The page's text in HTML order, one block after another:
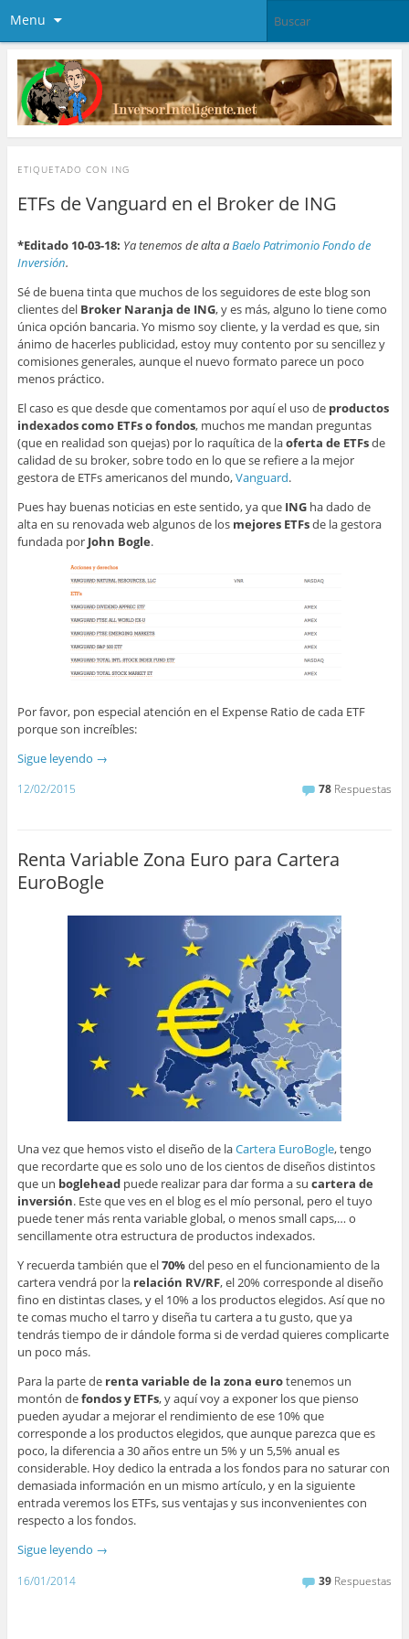
Menu
ETIQUETADO CON ING
ETFs de Vanguard en el Broker de ING
*Editado 10-03-18: Ya tenemos de alta aBaelo Patrimonio Fondo de
Inversión.
Sé de buena tinta que muchos de los seguidores de este blog son
clientes del Broker Naranja de ING, y es más, alguno lo tiene como
única opción bancaria. Yo mismo soy cliente, y la verdad es que, sin
ánimo de hacerles publicidad, estoy muy contento por su sencillez y
comisiones generales, aunque el nuevo formato parece un poco
menos práctico.
El caso es que desde que comentamos por aquí el uso de productos
indexados como ETFs o fondos, muchos me mandan preguntas
(que en realidad son quejas) por lo raquítica de laoferta de ETFsde
calidad de su broker, sobre todo en lo que se refiere a la mejor
gestora de ETFs americanos del mundo,Vanguard.
Pues hay buenas noticias en este sentido, ya que INGha dado de
alta en su renovada web algunos de los mejores ETFsde la gestora
fundada por John Bogle.
Por favor, pon especial atención en el Expense Ratio de cada ETF
porque son increíbles:
Sigue leyendo →
12/02/2015 78 Respuestas
Renta Variable Zona Euro para Cartera
EuroBogle
Una vez que hemos visto el diseño de laCartera EuroBogle, tengo
que recordarte que es solo uno de los cientos de diseños distintos
que un bogleheadpuede realizar para dar forma a su cartera de
inversión. Este que ves en el blog es el mío personal, pero el tuyo
puede tener más renta variable global, o menos small caps,… o
sencillamente otra estructura de productos indexados.
Y recuerda también que el70%del peso en el funcionamiento de la
cartera vendrá por la relación RV/RF, el 20% corresponde al diseño
fino en distintas clases, y el 10% a los productos elegidos. Así que no
te comas mucho el tarro y diseña tu cartera a tu gusto, que ya
tendrás tiempo de ir dándole forma si de verdad quieres complicarte
un poco más.
Para la parte de renta variable de la zona eurotenemos un
montón defondos y ETFs, y aquí voy a exponer los que pienso
pueden ayudar a mejorar el rendimiento de ese 10% que
corresponde a los productos elegidos, que aunque parezca que es
poco, la diferencia a 30 años entre un 5% y un 5,5% anual es
considerable. Hoy dedico la entrada a los fondos para no saturar con
demasiada información en un mismo artículo, y en la siguiente
entrada veremos los ETFs, sus ventajas y sus inconvenientes con
respecto a los fondos.
Sigue leyendo →
16/01/2014 39 Respuestas